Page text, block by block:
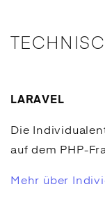
LARAVEL
Die
auf dem PHP-
Mehr über